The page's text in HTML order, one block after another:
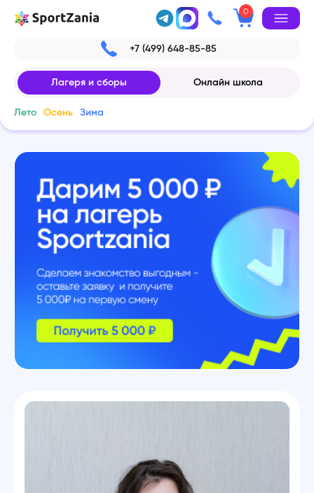
0
+7 (499) 648-85-85
Лагеря и сборы Онлайн школа
Лето Осень Зима